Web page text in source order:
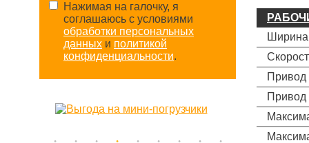
Нажимая на галочку, я
соглашаюсь с условиями
обработки персональных
данных и политикой
конфиденциальности.
Привод
Привод